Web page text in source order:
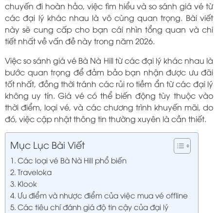
chuyến đi hoàn hảo, việc tìm hiểu và so sánh giá vé từ
các đại lý khác nhau là vô cùng quan trọng. Bài viết
này sẽ cung cấp cho bạn cái nhìn tổng quan và chi
tiết nhất về vấn đề này trong năm 2026.
Việc so sánh giá vé Bà Nà Hill từ các đại lý khác nhau là
bước quan trọng để đảm bảo bạn nhận được ưu đãi
tốt nhất, đồng thời tránh các rủi ro tiềm ẩn từ các đại lý
không uy tín. Giá vé có thể biến động tùy thuộc vào
thời điểm, loại vé, và các chương trình khuyến mãi, do
đó, việc cập nhật thông tin thường xuyên là cần thiết.
Mục Lục Bài Viết
Các loại vé Bà Nà Hill phổ biến
Traveloka
Klook
Ưu điểm và nhược điểm của việc mua vé offline
Các tiêu chí đánh giá độ tin cậy của đại lý